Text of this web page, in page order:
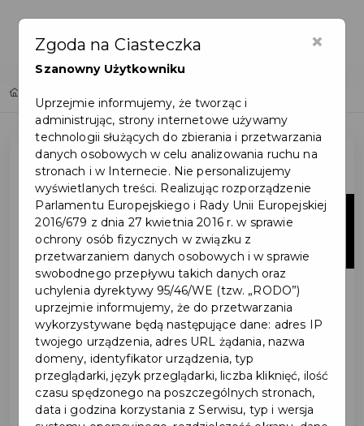
22
×
Zgoda na Ciasteczka
Szanowny Użytkowniku
Uprzejmie informujemy, że tworząc i
administrując, strony internetowe używamy
technologii służących do zbierania i przetwarzania
danych osobowych w celu analizowania ruchu na
stronach i w Internecie. Nie personalizujemy
wyświetlanych treści. Realizując rozporządzenie
Parlamentu Europejskiego i Rady Unii Europejskiej
2016/679 z dnia 27 kwietnia 2016 r. w sprawie
ochrony osób fizycznych w związku z
przetwarzaniem danych osobowych i w sprawie
swobodnego przepływu takich danych oraz
uchylenia dyrektywy 95/46/WE (tzw. „RODO”)
uprzejmie informujemy, że do przetwarzania
wykorzystywane będą następujące dane: adres IP
twojego urządzenia, adres URL żądania, nazwa
domeny, identyfikator urządzenia, typ
przeglądarki, język przeglądarki, liczba kliknięć, ilość
czasu spędzonego na poszczególnych stronach,
data i godzina korzystania z Serwisu, typ i wersja